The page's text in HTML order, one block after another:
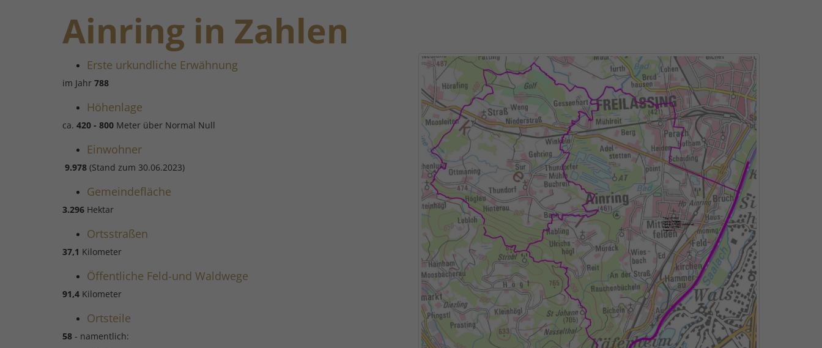
Ainring in Zahlen
Erste urkundliche Erwähnung
im Jahr 788
Höhenlage
ca. 420 - 800 Meter über Normal Null
Einwohner
9.978 (Stand zum 30.06.2023)
Gemeindefläche
3.296 Hektar
Ortsstraßen
37,1 Kilometer
Öffentliche Feld-und Waldwege
91,4 Kilometer
Ortsteile
58 - namentlich: